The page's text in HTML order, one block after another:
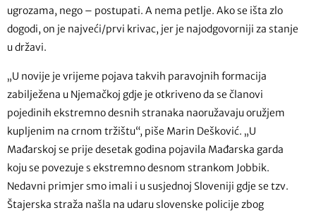
ugrozama, nego – postupati. A nema petlje. Ako se išta zlo
dogodi, on je najveći/prvi krivac, jer je najodgovorniji za stanje
u državi.
„U novije je vrijeme pojava takvih paravojnih formacija
zabilježena u Njemačkoj gdje je otkriveno da se članovi
pojedinih ekstremno desnih stranaka naoružavaju oružjem
kupljenim na crnom tržištu“, piše Marin Dešković. „U
Mađarskoj se prije desetak godina pojavila Mađarska garda
koju se povezuje s ekstremno desnom strankom Jobbik.
Nedavni primjer smo imali i u susjednoj Sloveniji gdje se tzv.
Štajerska straža našla na udaru slovenske policije zbog